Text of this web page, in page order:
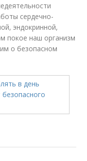
сердечно-
эндокринной,
покое наш организм
о безопасном